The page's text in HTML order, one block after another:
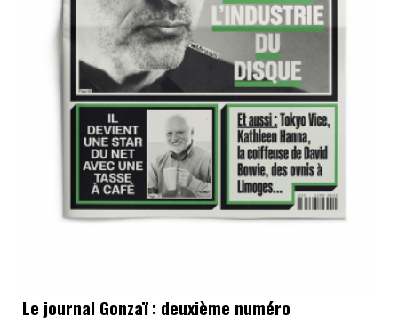
Le journal Gonzaï : deuxième numéro